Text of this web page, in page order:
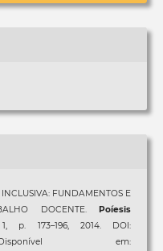
FUNDAMENTOS E
DOCENTE.Poíesis
173–196, 2014. DOI:
Disponível em: